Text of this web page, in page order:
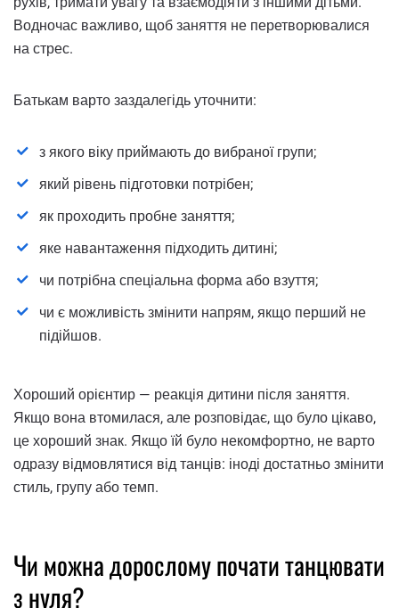
Водночас важливо, щоб заняття не перетворювалися
на стрес.
Батькам варто заздалегідь уточнити:
з якого віку приймають до вибраної групи;
який рівень підготовки потрібен;
як проходить пробне заняття;
яке навантаження підходить дитині;
чи потрібна спеціальна форма або взуття;
чи є можливість змінити напрям, якщо перший не
підійшов.
Хороший орієнтир — реакція дитини після заняття.
Якщо вона втомилася, але розповідає, що було цікаво,
це хороший знак. Якщо їй було некомфортно, не варто
одразу відмовлятися від танців: іноді достатньо змінити
стиль, групу або темп.
Чи можна дорослому почати танцювати
з нуля?